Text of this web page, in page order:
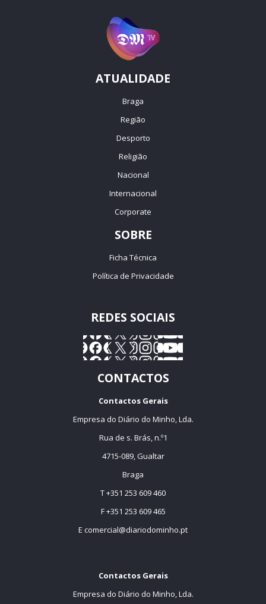
ATUALIDADE
Braga
Região
Desporto
Religião
Nacional
Internacional
Corporate
SOBRE
Ficha Técnica
Política de Privacidade
REDES SOCIAIS
CONTACTOS
Contactos Gerais
Empresa do Diário do Minho, Lda.
Rua de s. Brás, n.º1
4715-089, Gualtar
Braga
T +351 253 609 460
F +351 253 609 465
E comercial@diariodominho.pt
Contactos Gerais
Empresa do Diário do Minho, Lda.